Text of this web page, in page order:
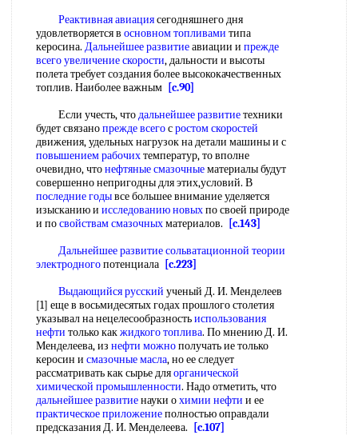
Реактивная авиациясегодняшнего дня
удовлетворяется в основном топливами типа
керосина. Дальнейшее развитиеавиации и прежде
всегоувеличение скорости, дальности и высоты
полета требует создания более высококачественных
топлив. Наиболее важным [c.90]
Если учесть, чтодальнейшее развитиетехники
будет связанопрежде всегосростом скоростей
движения, удельных нагрузок на детали машины и с
повышением рабочихтемператур, то вполне
очевидно, чтонефтяные смазочныематериалы будут
совершенно непригодны для этих,условий. В
последние годывсе большее внимание уделяется
изысканию и исследованию новыхпо своей природе
и посвойствам смазочныхматериалов.
[c.143]
Дальнейшее развитиесольватационной теории
электродногопотенциала [c.223]
Выдающийся русский ученый Д. И. Менделеев
[1] еще в восьмидесятых годах прошлого столетия
указывал на нецелесообразностьиспользования
нефти только какжидкого топлива. По мнению Д. И.
Менделеева, из нефти можнополучать ие только
керосин и смазочные масла, но ее следует
рассматривать как сырье дляорганической
химической промышленности. Надо отметить, что
дальнейшее развитиенауки охимии нефти и ее
практическое приложениеполностью оправдали
предсказания Д. И. Менделеева.
[c.107]